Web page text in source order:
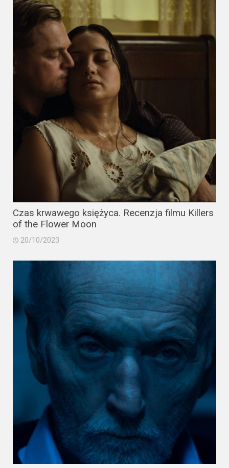
Czas krwawego księżyca. Recenzja filmu Killers
of the Flower Moon
20/10/2023